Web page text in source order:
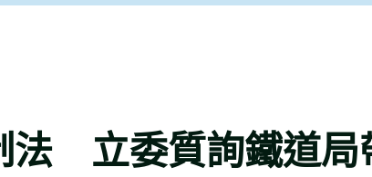
法 立委質詢鐵道局